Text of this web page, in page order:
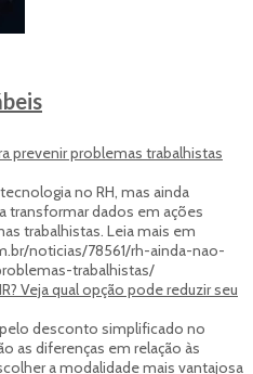
prevenir problemas trabalhistas
no RH, mas ainda
transformar dados em ações
trabalhistas. Leia mais em
noticias/78561/rh-ainda-nao-
trabalhistas/
Veja qual opção pode reduzir seu
desconto simplificado no
as diferenças em relação às
a modalidade mais vantajosa